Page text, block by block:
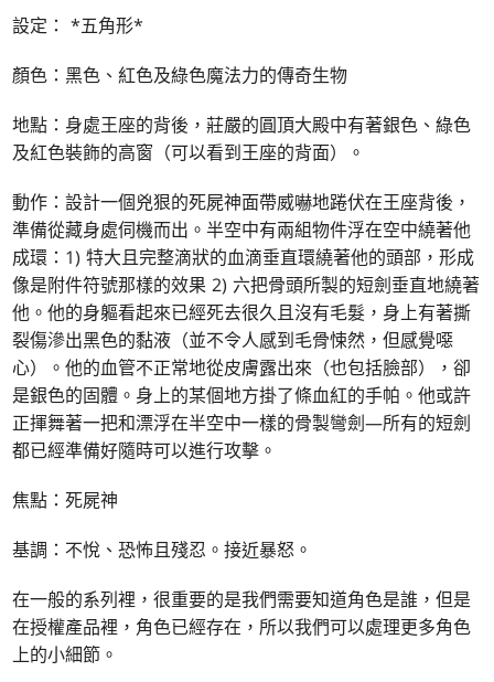
設定： *五角形*
顏色：黑色、紅色及綠色魔法力的傳奇生物
地點：身處王座的背後，莊嚴的圓頂大殿中有著銀色、綠色
及紅色裝飾的高窗（可以看到王座的背面）。
動作：設計一個兇狠的死屍神面帶威嚇地踡伏在王座背後，
準備從藏身處伺機而出。半空中有兩組物件浮在空中繞著他
成環：1) 特大且完整滴狀的血滴垂直環繞著他的頭部，形成
像是附件符號那樣的效果 2) 六把骨頭所製的短劍垂直地繞著
他。他的身軀看起來已經死去很久且沒有毛髮，身上有著撕
裂傷滲出黑色的黏液（並不令人感到毛骨悚然，但感覺噁
心）。他的血管不正常地從皮膚露出來（也包括臉部），卻
是銀色的固體。身上的某個地方掛了條血紅的手帕。他或許
正揮舞著一把和漂浮在半空中一樣的骨製彎劍—所有的短劍
都已經準備好隨時可以進行攻擊。
焦點：死屍神
基調：不悅、恐怖且殘忍。接近暴怒。
在一般的系列裡，很重要的是我們需要知道角色是誰，但是
在授權產品裡，角色已經存在，所以我們可以處理更多角色
上的小細節。